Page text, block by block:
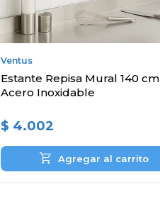
Ventus
Estante Repisa Mural 140 cm
Acero Inoxidable
$ 4.002